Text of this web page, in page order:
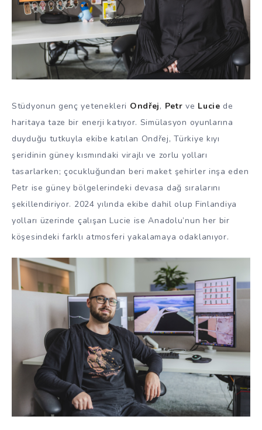
Stüdyonun genç yetenekleri Ondřej, Petr ve Lucie de
haritaya taze bir enerji katıyor. Simülasyon oyunlarına
duyduğu tutkuyla ekibe katılan Ondřej, Türkiye kıyı
şeridinin güney kısmındaki virajlı ve zorlu yolları
tasarlarken; çocukluğundan beri maket şehirler inşa eden
Petr ise güney bölgelerindeki devasa dağ sıralarını
şekillendiriyor. 2024 yılında ekibe dahil olup Finlandiya
yolları üzerinde çalışan Lucie ise Anadolu’nun her bir
köşesindeki farklı atmosferi yakalamaya odaklanıyor.